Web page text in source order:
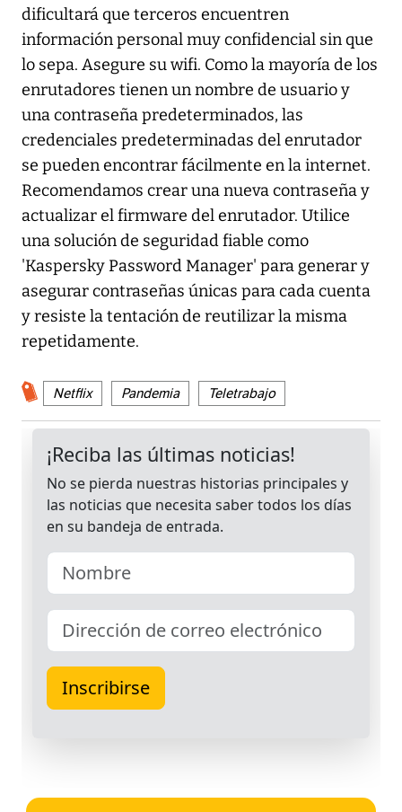
dificultará que terceros encuentren
información personal muy confidencial sin que
lo sepa. Asegure su wifi. Como la mayoría de los
enrutadores tienen un nombre de usuario y
una contraseña predeterminados, las
credenciales predeterminadas del enrutador
se pueden encontrar fácilmente en la internet.
Recomendamos crear una nueva contraseña y
actualizar el firmware del enrutador. Utilice
una solución de seguridad fiable como
'Kaspersky Password Manager' para generar y
asegurar contraseñas únicas para cada cuenta
y resiste la tentación de reutilizar la misma
repetidamente.
Netflix Pandemia Teletrabajo